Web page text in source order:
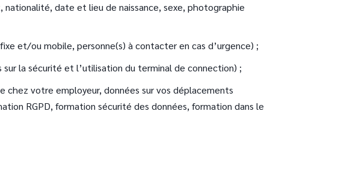
date et lieu de naissance, sexe, photographie
et/ou mobile, personne(s) à contacter en cas d’urgence) ;
la sécurité et l’utilisation du terminal de connection) ;
votre employeur, données sur vos déplacements
RGPD, formation sécurité des données, formation dans le